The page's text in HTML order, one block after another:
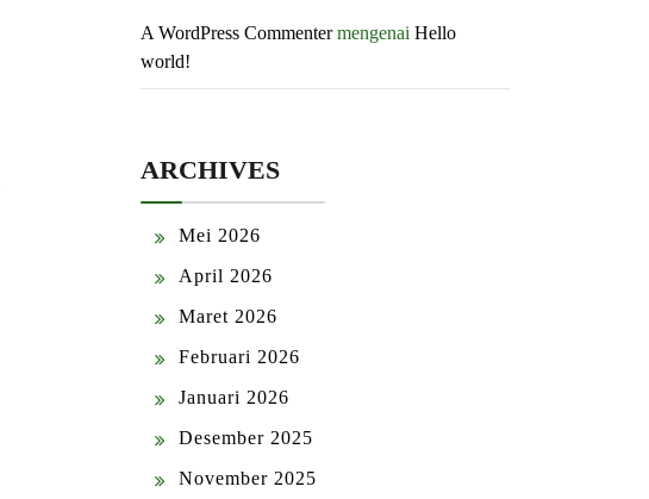
A WordPress Commentermengenai Hello
world!
ARCHIVES
Mei 2026
April 2026
Maret 2026
Februari 2026
Januari 2026
Desember 2025
November 2025